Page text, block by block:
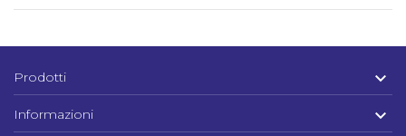
Prodotti 
Informazioni 